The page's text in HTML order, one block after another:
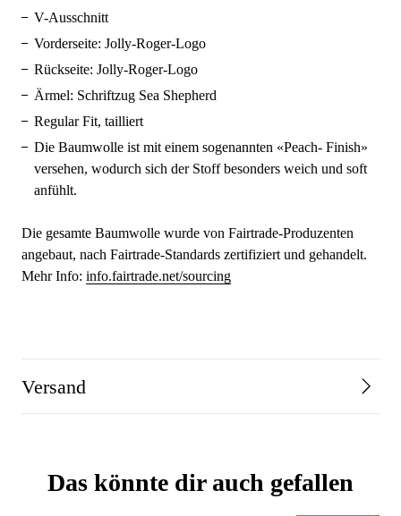
V-Ausschnitt
Vorderseite: Jolly-Roger-Logo
Rückseite: Jolly-Roger-Logo
Ärmel: Schriftzug Sea Shepherd
Regular Fit, tailliert
Die Baumwolle ist mit einem sogenannten «Peach- Finish»
versehen, wodurch sich der Stoff besonders weich und soft
anfühlt.
Die gesamte Baumwolle wurde von Fairtrade-Produzenten
angebaut, nach Fairtrade-Standards zertifiziert und gehandelt.
Mehr Info: info.fairtrade.net/sourcing
Versand
Das könnte dir auch gefallen